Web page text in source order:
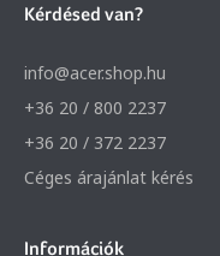
Kérdésed van?
info@acer.shop.hu
+36 20 / 800 2237
+36 20 / 372 2237
Céges árajánlat kérés
Információk